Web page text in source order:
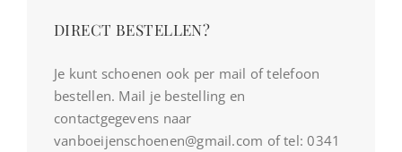
DIRECT BESTELLEN?
Je kunt schoenen ook per mail of telefoon
bestellen. Mail je bestelling en
contactgegevens naar
vanboeijenschoenen@gmail.com of tel: 0341